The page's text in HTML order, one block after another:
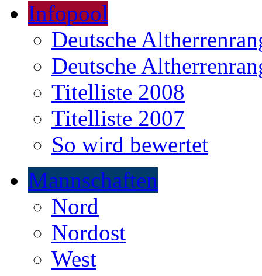
Infopool
Deutsche
Deutsche
Titelliste 2008
Titelliste 2007
So wird bewertet
Mannschaften
Nord
Nordost
West